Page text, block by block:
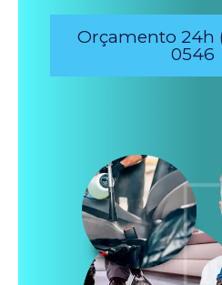
Orçamento 24h
0546